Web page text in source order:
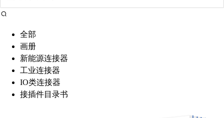
全部
画册
新能源连接器
工业连接器
IO类连接器
接插件目录书